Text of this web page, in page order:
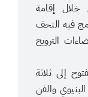
إقامة
فيه التحف
الترويح
إلى ثلاثة
والفن